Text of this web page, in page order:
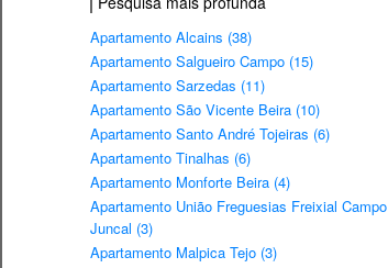
Apartamento Alcains (38)
Apartamento Salgueiro Campo (15)
Apartamento Sarzedas (11)
Apartamento São Vicente Beira (10)
Apartamento Santo André Tojeiras (6)
Apartamento Tinalhas (6)
Apartamento Monforte Beira (4)
Apartamento União Freguesias Freixial Campo
Juncal (3)
Apartamento Malpica Tejo (3)